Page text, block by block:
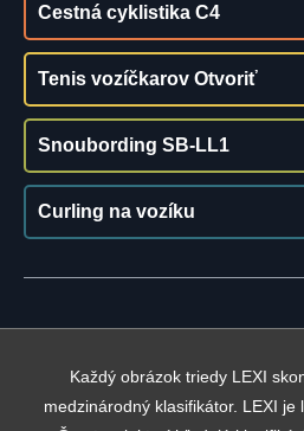
Cestná cyklistika C4
Tenis vozíčkarov Otvoriť
Snoubording SB-LL1
Curling na vozíku
Každý obrázok triedy LEXI
medzinárodný klasifikátor. LEXI je